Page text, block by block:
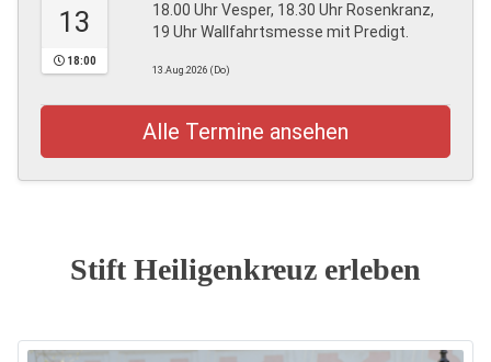
13
18:00
18.00 Uhr Vesper, 18.30 Uhr Rosenkranz,
19 Uhr Wallfahrtsmesse mit Predigt.
13.Aug.2026 (Do)
Alle Termine ansehen
Stift Heiligenkreuz erleben